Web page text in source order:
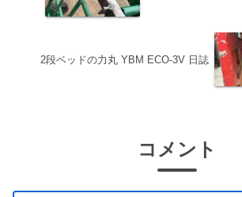
2段ベッドの力丸 YBM ECO-3V 日誌
コメント